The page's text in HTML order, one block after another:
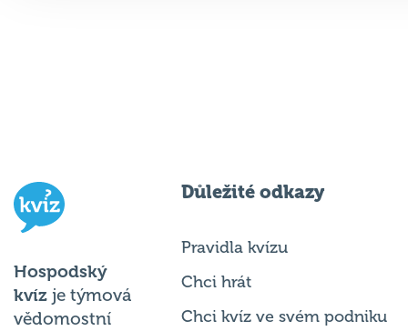
Hospodský
kvíz je týmová
vědomostní
Důležité odkazy
Pravidla kvízu
Chci hrát
Chci kvíz ve svém podniku